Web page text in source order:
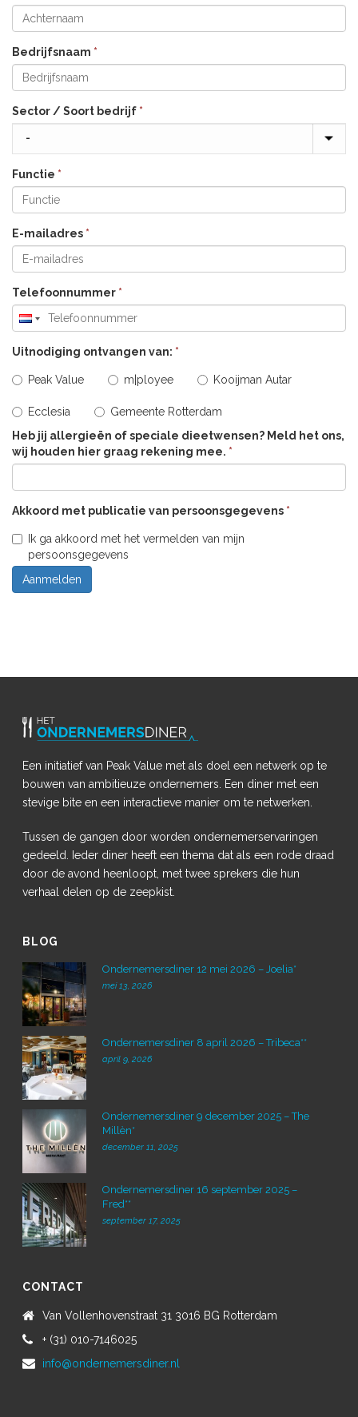
Bedrijfsnaam *
Sector / Soort bedrijf *
Functie *
E-mailadres *
Telefoonnummer *
Uitnodiging ontvangen van: *
Peak Value m|ployee Kooijman Autar
Ecclesia
Gemeente Rotterdam
Heb jij allergieën of speciale dieetwensen? Meld het ons,
wij houden hier graag rekening mee. *
Akkoord met publicatie van persoonsgegevens *
Ik ga akkoord met het vermelden van mijn
persoonsgegevens
Aanmelden
Een initiatief van Peak Value met als doel een netwerk op te
bouwen van ambitieuze ondernemers. Een diner met een
stevige bite en een interactieve manier om te netwerken.
Tussen de gangen door worden ondernemerservaringen
gedeeld. Ieder diner heeft een thema dat als een rode draad
door de avond heenloopt, met twee sprekers die hun
verhaal delen op de zeepkist.
BLOG
Ondernemersdiner 12 mei 2026 – Joelia*
mei 13, 2026
Ondernemersdiner 8 april 2026 – Tribeca**
april 9, 2026
Ondernemersdiner 9 december 2025 – The
Millèn*
december 11, 2025
Ondernemersdiner 16 september 2025 –
Fred**
september 17, 2025
CONTACT
Van Vollenhovenstraat 31 3016 BG Rotterdam
+ (31) 010-7146025
info@ondernemersdiner.nl